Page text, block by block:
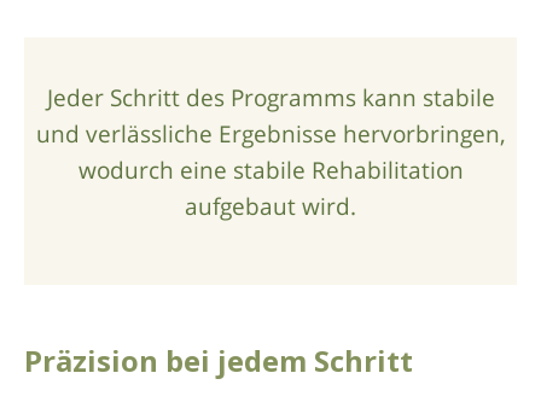
Jeder Schritt des Programms kann stabile
und verlässliche Ergebnisse hervorbringen,
wodurch eine stabile Rehabili­tation
aufgebaut wird.
Präzision bei jedem Schritt